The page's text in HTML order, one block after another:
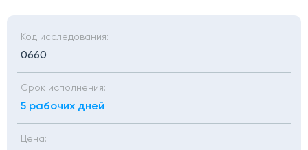
Код исследования:
0660
Срок исполнения:
5 рабочих дней
Цена: